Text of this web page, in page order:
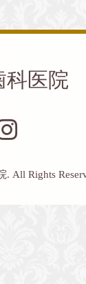
科医院
. All Rights